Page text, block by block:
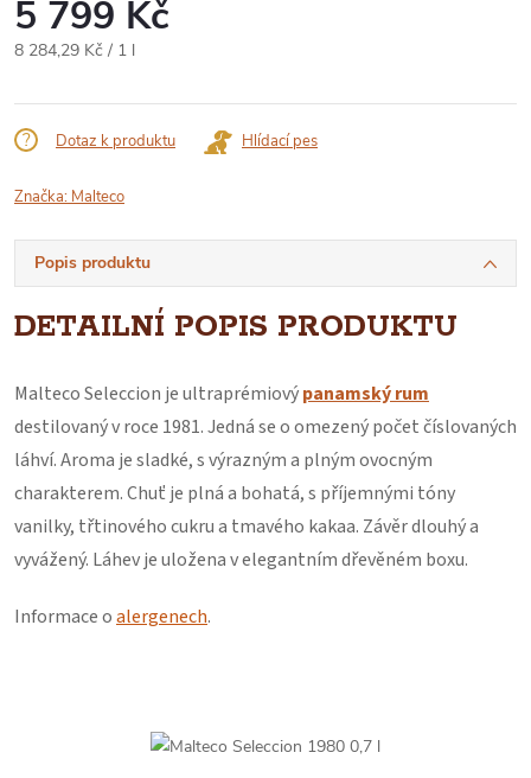
5 799 Kč
Měrná
8 284,29 Kč / 1 l
Dotaz k produktu Hlídací pes
Značka: Malteco
Popis produktu
DETAILNÍ POPIS PRODUKTU
Malteco Seleccion je ultraprémiovýpanamský rum
destilovaný v roce 1981. Jedná se o omezený počet číslovaných
láhví. Aroma je sladké, svýrazným a plným ovocným
charakterem. Chuť je plná a bohatá, s příjemnými tóny
vanilky, třtinového cukru a tmavého kakaa. Závěr dlouhý a
vyvážený. Láhev je uložena v elegantním dřevěném boxu.
Informace oalergenech.